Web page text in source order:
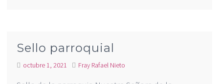
Sello parroquial
octubre 1, 2021 Fray Rafael Nieto